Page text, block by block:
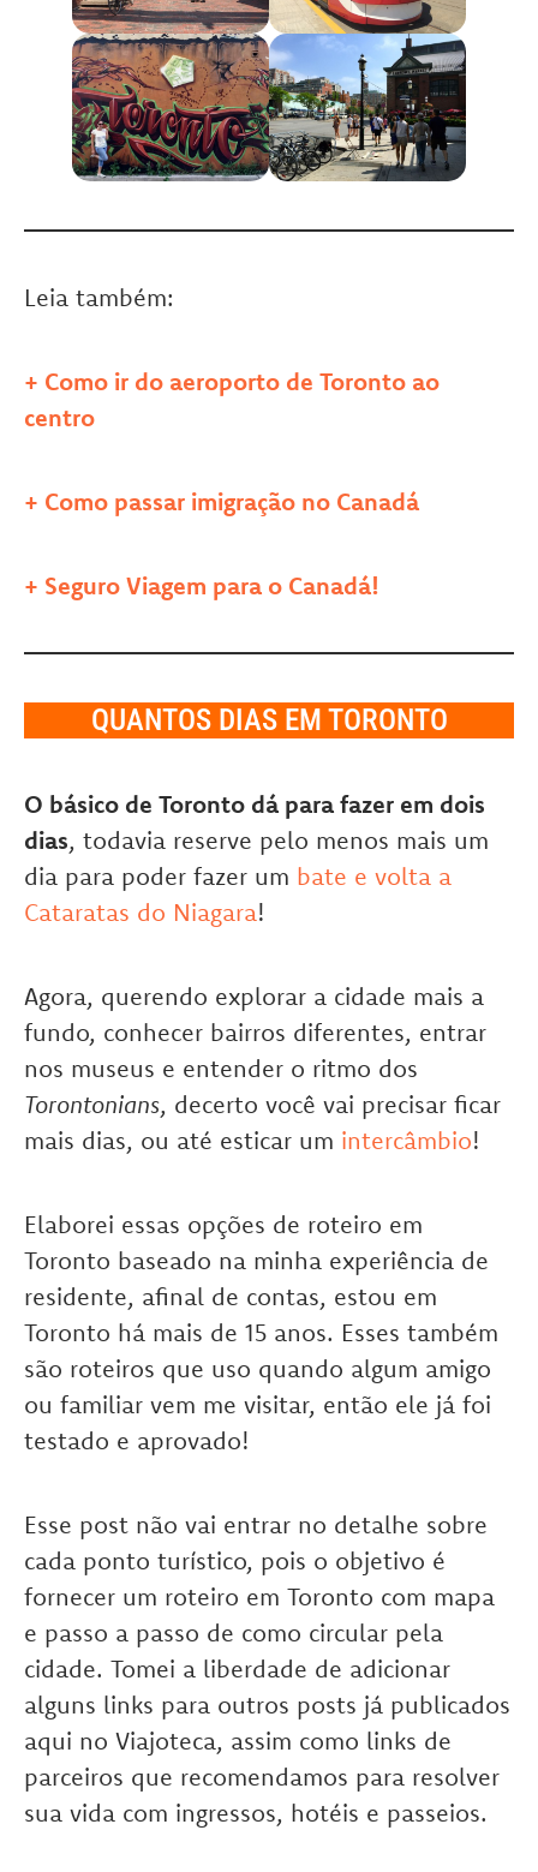
Leia também:
+ Como ir do aeroporto de Toronto ao
centro
+ Como passar imigração no Canadá
+ Seguro Viagem para o Canadá!
QUANTOS DIAS EM TORONTO
O básico de Toronto dá para fazer em dois
dias, todavia reserve pelo menos mais um
dia para poder fazer um bate e volta a
Cataratas do Niagara!
Agora, querendo explorar a cidade mais a
fundo, conhecer bairros diferentes, entrar
nos museus e entender o ritmo dos
Torontonians, decerto você vai precisar ficar
mais dias, ou até esticar um intercâmbio!
Elaborei essas opções de roteiro em
Toronto baseado na minha experiência de
residente, afinal de contas, estou em
Toronto há mais de 15 anos. Esses também
são roteiros que uso quando algum amigo
ou familiar vem me visitar, então ele já foi
testado e aprovado!
Esse post não vai entrar no detalhe sobre
cada ponto turístico, pois o objetivo é
fornecer um roteiro em Toronto com mapa
e passo a passo de como circular pela
cidade. Tomei a liberdade de adicionar
alguns links para outros posts já publicados
aqui no Viajoteca, assim como links de
parceiros que recomendamos para resolver
sua vida com ingressos, hotéis e passeios.